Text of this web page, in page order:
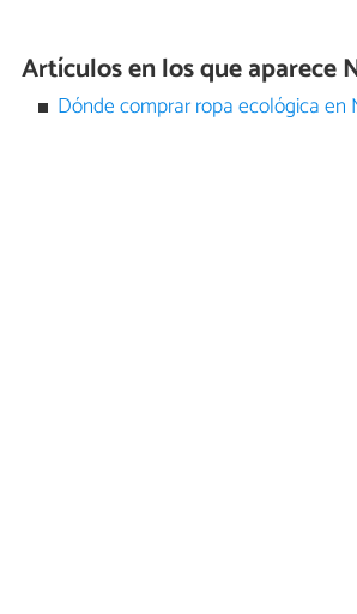
Artículos en los que aparece
Dónde comprar ropa ecológica en